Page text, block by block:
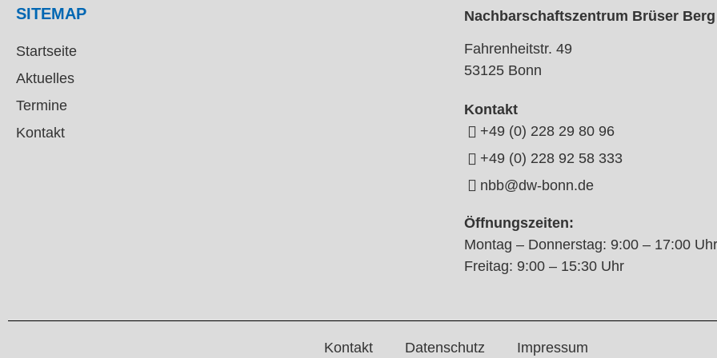
SITEMAP
Startseite
Aktuelles
Termine
Kontakt
Nachbarschaftszentrum Brüser Berg
Fahrenheitstr. 49
53125 Bonn
Kontakt
+49 (0) 228 29 80 96
+49 (0) 228 92 58 333
nbb@dw-bonn.de
Öffnungszeiten:
Montag – Donnerstag: 9:00 – 17:00 Uhr
Freitag: 9:00 – 15:30 Uhr
Kontakt Datenschutz Impressum